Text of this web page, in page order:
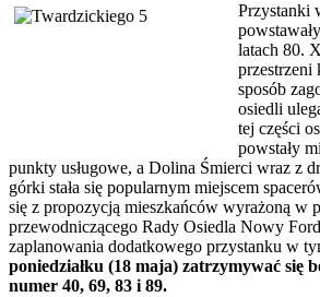
Przystanki
latach 80.
przestrzeni
sposób
osiedli
tej części
powstały
punkty usługowe, a Dolina Śmierci wraz z
górki stała się popularnym miejscem
się z propozycją mieszkańców wyrażoną w
przewodniczącego Rady Osiedla Nowy
zaplanowania dodatkowego przystanku w
poniedziałku (18 maja) zatrzymywać się
numer 40, 69, 83 i 89.